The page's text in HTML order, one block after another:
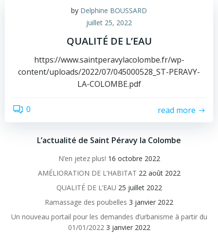
by Delphine BOUSSARD
juillet 25, 2022
QUALITÉ DE L’EAU
https://www.saintperavylacolombe.fr/wp-
content/uploads/2022/07/045000528_ST-PERAVY-
LA-COLOMBE.pdf
0 read more
L’actualité de Saint Péravy la Colombe
N’en jetez plus! 16 octobre 2022
AMÉLIORATION DE L’HABITAT 22 août 2022
QUALITÉ DE L’EAU 25 juillet 2022
Ramassage des poubelles 3 janvier 2022
Un nouveau portail pour les demandes d’urbanisme à partir du
01/01/2022 3 janvier 2022